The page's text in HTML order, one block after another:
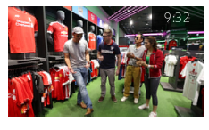
9:32